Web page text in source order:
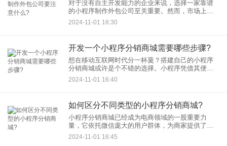
对于没有自主开发能力的企业来说，选择一家靠谱
的小程序制作外包公司至关重要。然而，市场上小
程序外包公司良莠不齐，如何选择一家合适的公
司，避免踩坑呢？本文将为您提供一些参考建议。
2024-11-01 16:30
开发一个小程序分销商城需要哪些步骤?
想在移动互联网时代分一杯羹？搭建自己的小程序
分销商城或许是个不错的选择。小程序凭借其便捷
性、低开发成本和庞大的微信用户群体，已成为电
商领域的新宠。那么，开发一个小程序分销商城需
2024-11-01 16:40
如何区分不同类型的小程序分销商城?
小程序分销商城已经成为电商领域的一股重要力
量，它依托微信庞大的用户群体，为商家提供了便
捷的销售渠道。但市面上的小程序分销商城种类繁
多，功能各异，让许多人眼花缭乱。如何区分这些
2024-11-01 16:45